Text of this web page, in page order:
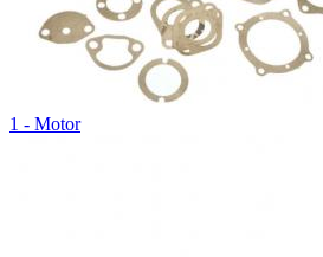
1 - Motor